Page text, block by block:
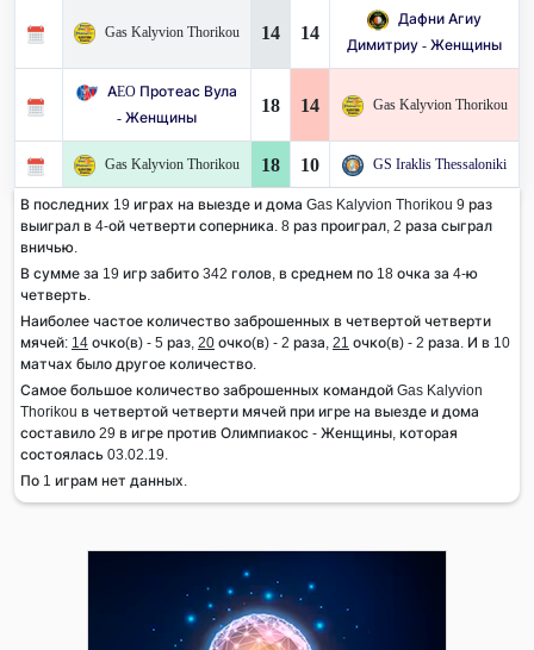
Gas Kalyvion Thorikou 14 14
Дафни Агиу
Димитриу - Женщины
AEO Протеас Вула
- Женщины
18 14 Gas Kalyvion Thorikou
Gas Kalyvion Thorikou 18 10 GS Iraklis Thessaloniki
В последних 19 играх на выезде и дома Gas Kalyvion Thorikou 9 раз
выиграл в 4-ой четверти соперника. 8 раз проиграл, 2 раза сыграл
вничью.
В сумме за 19 игр забито 342 голов, в среднем по 18 очка за 4-ю
четверть.
Наиболее частое количество заброшенных в четвертой четверти
мячей: 14 очко(в) - 5 раз, 20 очко(в) - 2 раза, 21 очко(в) - 2 раза. И в 10
матчах было другое количество.
Самое большое количество заброшенных командой Gas Kalyvion
Thorikou в четвертой четверти мячей при игре на выезде и дома
составило 29 в игре против Олимпиакос - Женщины, которая
состоялась 03.02.19.
По 1 играм нет данных.